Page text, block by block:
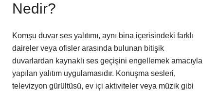
Nedir?
Komşu duvar ses yalıtımı, aynı bina içerisindeki farklı
daireler veya ofisler arasında bulunan bitişik
duvarlardan kaynaklı ses geçişini engellemek amacıyla
yapılan yalıtım uygulamasıdır. Konuşma sesleri,
televizyon gürültüsü, ev içi aktiviteler veya müzik gibi